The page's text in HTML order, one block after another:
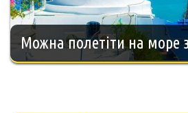
Новогодний тур на